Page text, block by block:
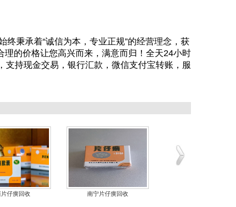
秉承着“诚信为本，专业正规”的经营理念，获
的价格让您高兴而来，满意而归！全天24小时
持现金交易，银行汇款，微信支付宝转账，服
仔癀回收 南宁片仔癀回收